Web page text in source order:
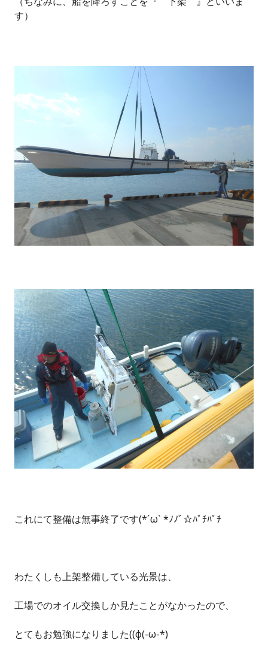
す）
これにて整備は無事終了です(*´ω` *ﾉﾉﾞ☆ﾊﾟﾁﾊﾟﾁ
わたくしも上架整備している光景は、
工場でのオイル交換しか見たことがなかったので、
とてもお勉強になりました((φ(-ω-*)